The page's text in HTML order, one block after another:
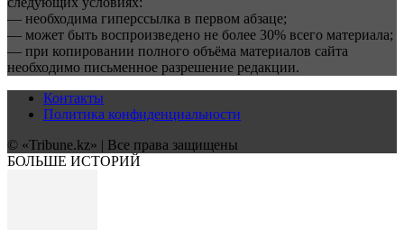
— необходима гиперссылка в первом абзаце;
— может быть воспроизведено не более 30% всего материала;
— при копировании полного объёма материалов сайта
необходимо письменное разрешение редакции.
Контакты
Политика конфиденциальности
© «Tribune.kz» | Все права защищены
БОЛЬШЕ ИСТОРИЙ